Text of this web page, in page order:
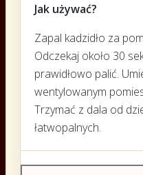
Jak używać?
Zapal kadzidło za
Odczekaj około 30
prawidłowo palić.
wentylowanym
Trzymać z dala od
łatwopalnych.